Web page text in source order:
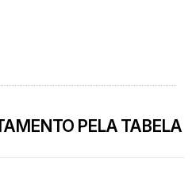
PELA TABELA